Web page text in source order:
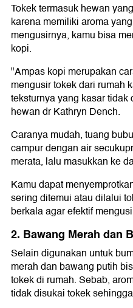
Tokek termasuk hewan
karena memiliki aroma
mengusirnya, kamu bisa
kopi.
"Ampas kopi merupakan
mengusir tokek dari rumah
teksturnya yang kasar
hewan dr Kathryn Dench.
Caranya mudah, tuang
campur dengan air
merata, lalu masukkan ke
Kamu dapat
sering ditemui atau dilalui
berkala agar efektif
2. Bawang Merah dan
Selain digunakan untuk
merah dan bawang putih
tokek di rumah. Sebab,
tidak disukai tokek